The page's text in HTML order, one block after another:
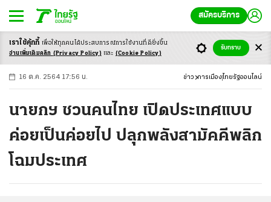
สมัครบริการ
-ก ก ก+
16 ต.ค. 2564 17:56 น. ข่าว การเมือง ไทยรัฐออนไลน์
นายกฯ ชวนคนไทย เปิดประเทศแบบ
ค่อยเป็นค่อยไป ปลุกพลังสามัคคีพลิก
โฉมประเทศ
เราใช้คุ้กกี้ เพื่อให้ทุกคนได้ประสบการณ์การใช้งานที่ดียิ่งขึ้น
อ่านเพิ่มเติมคลิก (Privacy Policy) และ (Cookie Policy)
รับทราบ